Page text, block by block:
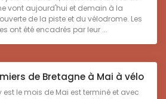
vont aujourd'hui et demain à la
de la piste et du vélodrome. Les
ont été encadrés par leur ...
de Bretagne à Mai à vélo
est le mois de Mai est terminé et avec